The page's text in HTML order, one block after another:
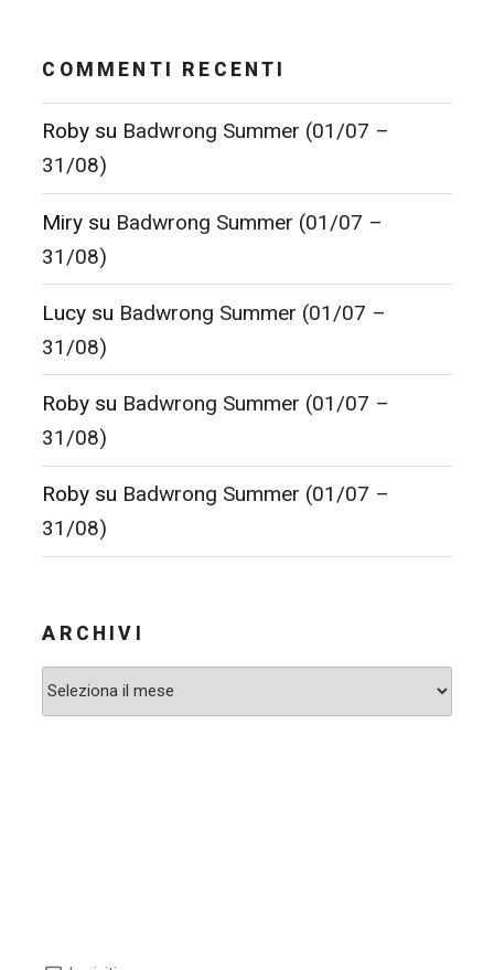
COMMENTI RECENTI
Roby su Badwrong Summer (01/07 –
31/08)
Miry su Badwrong Summer (01/07 –
31/08)
Lucy su Badwrong Summer (01/07 –
31/08)
Roby su Badwrong Summer (01/07 –
31/08)
Roby su Badwrong Summer (01/07 –
31/08)
ARCHIVI
Archivi